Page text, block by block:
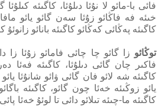
فائى با-مائو لا نۇئا دىلۇئا، كاگىئە كىلۇئا
خىئە فە فاڭائو زۇئا سەن گائو يائو
كاگىئە پەڭائى كەڭائو كاگىئە بانائو زانوئۇ
توڭائو زا گائو چا چائى فامائو زۇئا زا
فاكىر چان گائى دىلۇئا، كاگىئە فەئا
كاگىئە شە لائو فان گائى ۋائو شانۇئا
يائو زوڭىئە خەئا چون گائو، كاگىئە
كاگىئە ما-چىئە تىلائو دائى تا لوئۇ خەئا